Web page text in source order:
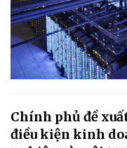
Chính phủ đề
điều kiện kinh